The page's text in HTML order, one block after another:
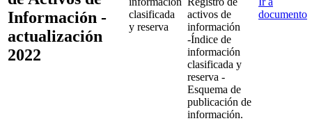
Información -
actualización
2022
clasificada
y reserva
activos de
información
-Índice de
información
clasificada y
reserva -
Esquema de
publicación de
información.
documento